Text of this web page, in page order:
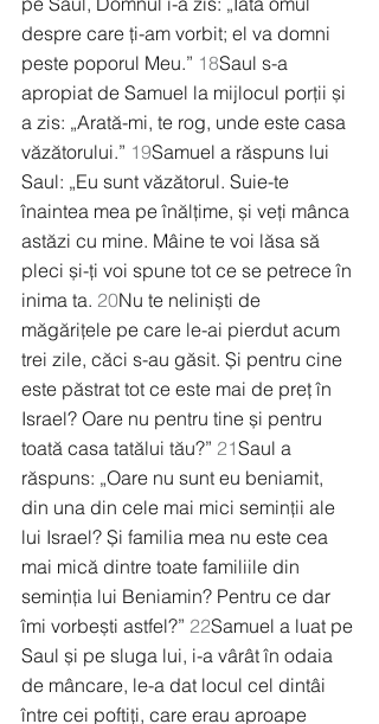
despre care ți-am vorbit; el va domni
peste poporul Meu.” 18Saul s-a
apropiat de Samuel la mijlocul porții și
a zis: „Arată-mi, te rog, unde este casa
văzătorului.” 19Samuel a răspuns lui
Saul: „Eu sunt văzătorul. Suie-te
înaintea mea pe înălțime, și veți mânca
astăzi cu mine. Mâine te voi lăsa să
pleci și-ți voi spune tot ce se petrece în
inima ta. 20Nu te neliniști de
măgărițele pe care le-ai pierdut acum
trei zile, căci s-au găsit. Și pentru cine
este păstrat tot ce este mai de preț în
Israel? Oare nu pentru tine și pentru
toată casa tatălui tău?” 21Saul a
răspuns: „Oare nu sunt eu beniamit,
din una din cele mai mici seminții ale
lui Israel? Și familia mea nu este cea
mai mică dintre toate familiile din
seminția lui Beniamin? Pentru ce dar
îmi vorbești astfel?” 22Samuel a luat pe
Saul și pe sluga lui, i-a vârât în odaia
de mâncare, le-a dat locul cel dintâi
între cei poftiți, care erau aproape